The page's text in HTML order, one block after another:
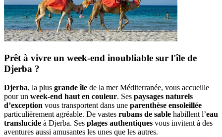
Prêt à vivre un week-end inoubliable sur l'île de
Djerba ?
Djerba, la plus grande île de la mer Méditerranée, vous accueille
pour un week-end haut en couleur. Ses paysages naturels
d’exception vous transportent dans une parenthèse ensoleillée
particulièrement agréable. De vastes rubans de sable habillent l’eau
translucide à Djerba. Ses plages authentiques vous invitent à des
aventures aussi amusantes les unes que les autres.